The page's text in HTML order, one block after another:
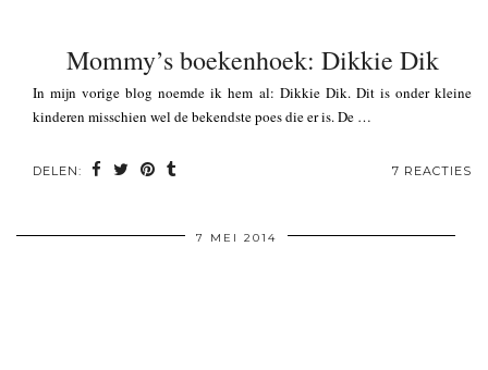
Mommy’s boekenhoek: Dikkie Dik
In mijn vorige blog noemde ik hem al: Dikkie Dik. Dit is onder kleine
kinderen misschien wel de bekendste poes die er is. De …
DELEN: 7 REACTIES
7 MEI 2014